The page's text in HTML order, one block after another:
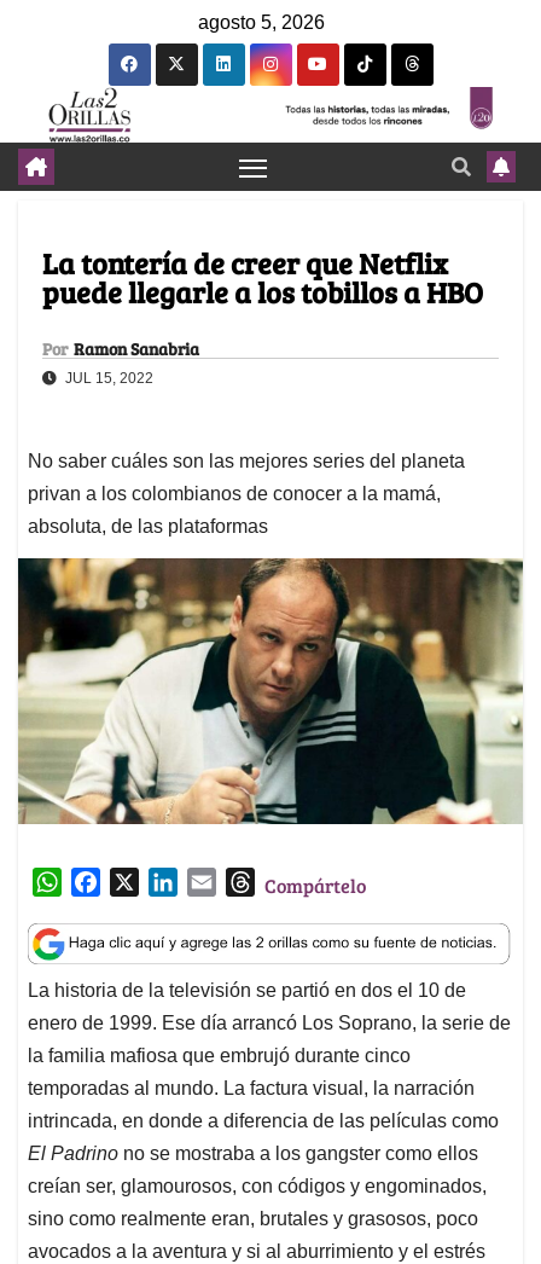
agosto 5, 2026
La tontería de creer que Netflix
puede llegarle a los tobillos a HBO
Por Ramon Sanabria
JUL 15, 2022
No saber cuáles son las mejores series del planeta
privan a los colombianos de conocer a la mamá,
absoluta, de las plataformas
W
a
t
s
A
p
p
c
e
b
o
o
k
n
k
e
d
I
n
a
i
l
T
r
e
a
d
s
Compártelo
La historia de la televisión se partió en dos el 10 de
enero de 1999. Ese día arrancó Los Soprano, la serie de
la familia mafiosa que embrujó durante cinco
temporadas al mundo. La factura visual, la narración
intrincada, en donde a diferencia de las películas como
El Padrino no se mostraba a los gangster como ellos
creían ser, glamourosos, con códigos y engominados,
sino como realmente eran, brutales y grasosos, poco
avocados a la aventura y si al aburrimiento y el estrés